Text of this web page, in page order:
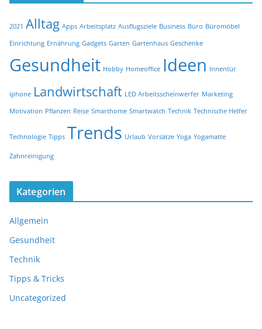
2021 Alltag Apps Arbeitsplatz Ausflugsziele Business Büro Büromöbel
Einrichtung Ernährung Gadgets Garten Gartenhaus Geschenke
Gesundheit Hobby Homeoffice Ideen Innentür
iphone Landwirtschaft LED Arbeitsscheinwerfer Marketing
Motivation Pflanzen Reise Smarthome Smartwatch Technik Technische Helfer
Technologie Tipps Trends Urlaub Vorsätze Yoga Yogamatte
Zahnreinigung
Kategorien
Allgemein
Gesundheit
Technik
Tipps & Tricks
Uncategorized